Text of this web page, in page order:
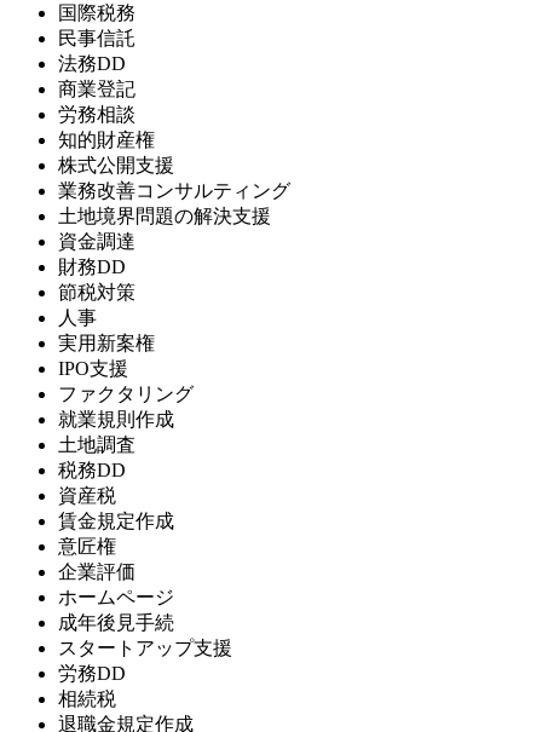
国際税務
民事信託
法務DD
商業登記
労務相談
知的財産権
株式公開支援
業務改善コンサルティング
土地境界問題の解決支援
資金調達
財務DD
節税対策
人事
実用新案権
IPO支援
ファクタリング
就業規則作成
土地調査
税務DD
資産税
賃金規定作成
意匠権
企業評価
ホームページ
成年後見手続
スタートアップ支援
労務DD
相続税
退職金規定作成